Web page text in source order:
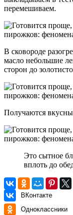
перемешиваем.
В сковороде
масло небольшие
сторон до
Получаются
Это сытное
вплоть до
ВКонтакте
Одноклассники